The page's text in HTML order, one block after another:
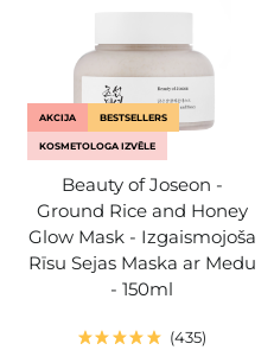
AKCIJA BESTSELLERS
KOSMETOLOGA IZVĒLE
Beauty of Joseon -
Ground Rice and Honey
Glow Mask - Izgaismojoša
Rīsu Sejas Maska ar Medu
- 150ml
435